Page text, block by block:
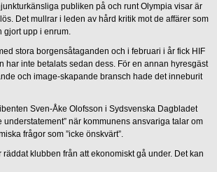
publiken på och runt Olympia visar är
Det mullrar i leden av hård kritik mot de affärer som
gjort upp i enrum.
stora borgensåtaganden och i februari i år fick HIF
har inte betalats sedan dess. För en annan hyresgäst
och image-skapande bransch hade det inneburit
Sven-Åke Olofsson i Sydsvenska Dagbladet
understatement” när kommunens ansvariga talar om
frågor som ”icke önskvärt”.
räddat klubben från att ekonomiskt gå under. Det kan